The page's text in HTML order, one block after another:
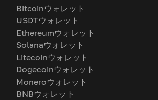
Bitcoinウォレット
USDTウォレット
Ethereumウォレット
Solanaウォレット
Litecoinウォレット
Dogecoinウォレット
Moneroウォレット
BNBウォレット